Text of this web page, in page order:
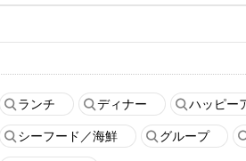
ランチ ディナー ハッピー
シーフード／海鮮 グループ